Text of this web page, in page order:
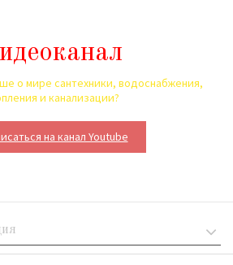
о мире сантехники, водоснабжения,
и канализации?
на канал Youtube